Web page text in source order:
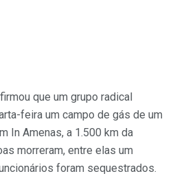
que um grupo radical
feira um campo de gás de um
In Amenas, a 1.500 km da
morreram, entre elas um
foram sequestrados.